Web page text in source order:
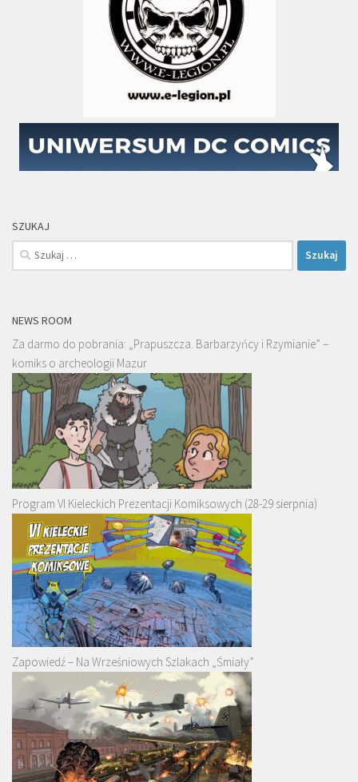
SZUKAJ
Szukaj:
NEWS ROOM
Za darmo do pobrania: „Prapuszcza. Barbarzyńcy i Rzymianie” –
komiks o archeologii Mazur
Program VI Kieleckich Prezentacji Komiksowych (28-29 sierpnia)
Zapowiedź – Na Wrześniowych Szlakach „Śmiały”